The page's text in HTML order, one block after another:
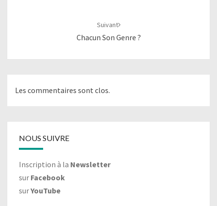
Suivant
Chacun Son Genre ?
Les commentaires sont clos.
NOUS SUIVRE
Inscription à la Newsletter
sur Facebook
surYouTube